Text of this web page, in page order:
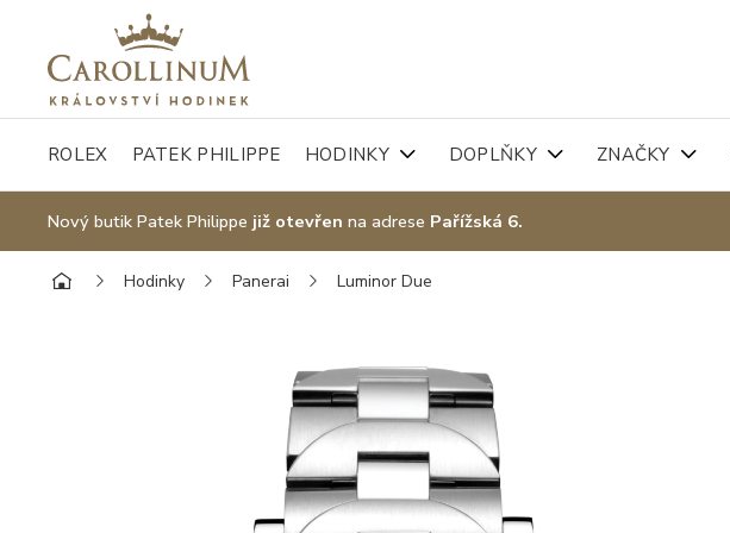
ROLEX PATEK PHILIPPE HODINKY DOPLŇKY ZNAČKY
Nový butik Patek Philippe již otevřen na adrese Pařížská 6.
Hodinky Panerai Luminor Due